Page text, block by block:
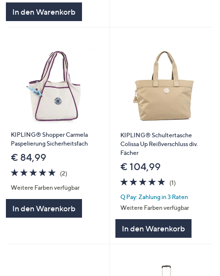
In den Warenkorb
KIPLING® Shopper Carmela
Paspelierung Sicherheitsfach
€ 84,99
5.0
von
5
(2)2
Weitere Farben verfügbar
In den Warenkorb
KIPLING® Schultertasche
Colissa Up Reißverschluss div.
Fächer
€ 104,99
5.0
von
5
(1)1
Q Pay: Zahlung in 3 Raten
Weitere Farben verfügbar
In den Warenkorb